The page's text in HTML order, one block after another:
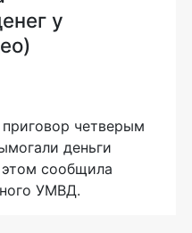
у
четверым
деньги
сообщила
УМВД.